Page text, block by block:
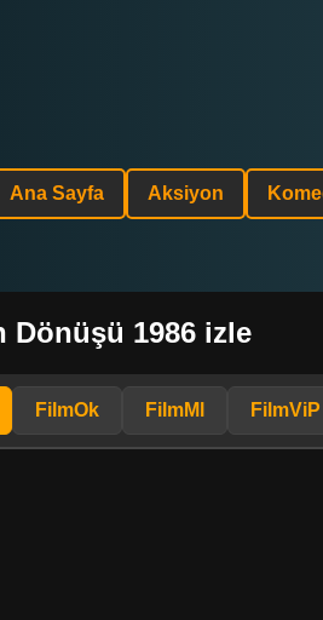
Ana Sayfa Aksiyon
Dönüşü 1986 izle
FilmOk FilmMl FilmViP